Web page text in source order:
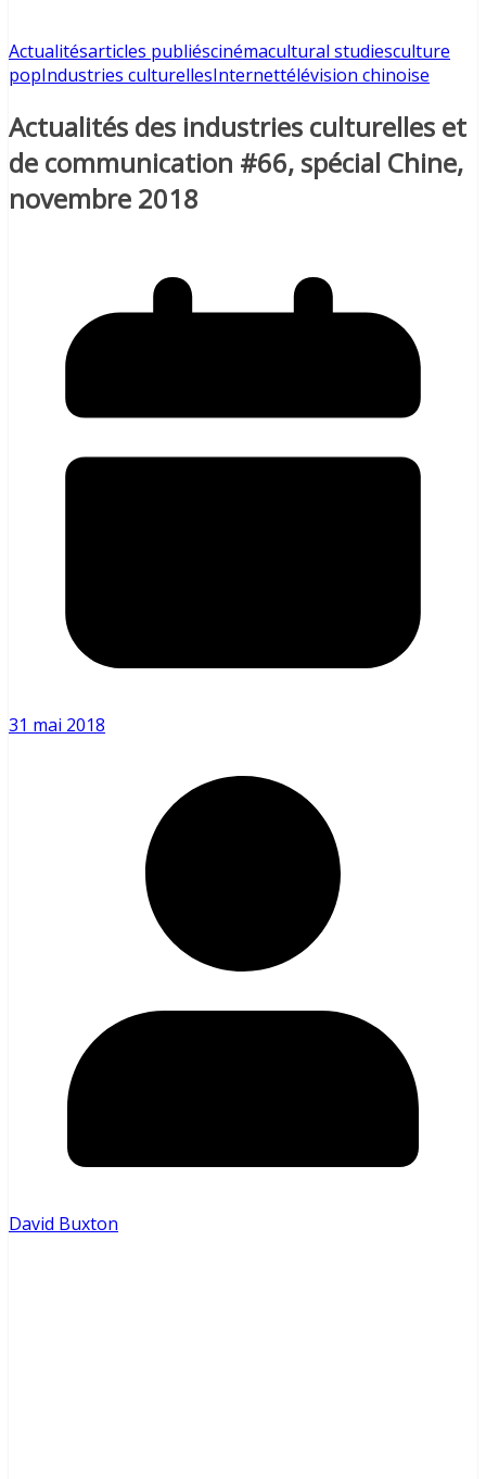
Actualitésarticles publiéscinémacultural studiesculture
popIndustries culturellesInternettélévision chinoise
Actualités des industries culturelles et
de communication #66, spécial Chine,
novembre 2018
31 mai 2018
David Buxton